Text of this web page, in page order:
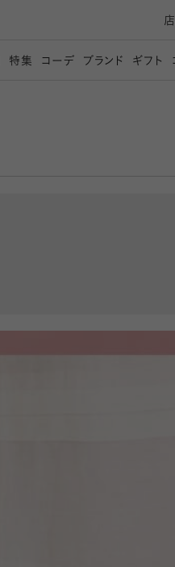
特集 コーデ ブランド ギフト